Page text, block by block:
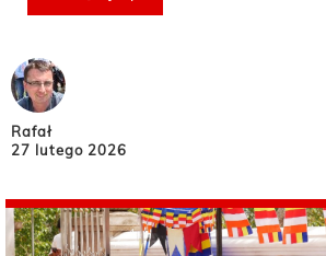
Rafał
27 lutego 2026